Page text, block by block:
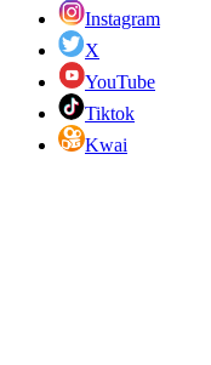
Instagram
X
YouTube
Tiktok
Kwai